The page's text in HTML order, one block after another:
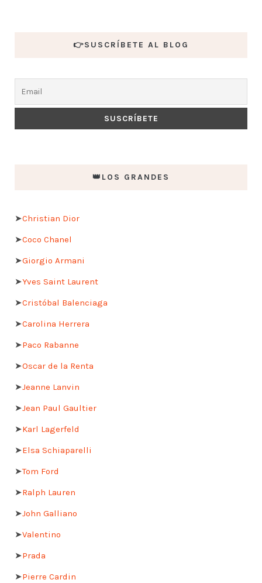
👉SUSCRÍBETE AL BLOG
👑LOS GRANDES
➤Christian Dior
➤Coco Chanel
➤Giorgio Armani
➤Yves Saint Laurent
➤Cristóbal Balenciaga
➤Carolina Herrera
➤Paco Rabanne
➤Oscar de la Renta
➤Jeanne Lanvin
➤Jean Paul Gaultier
➤Karl Lagerfeld
➤Elsa Schiaparelli
➤Tom Ford
➤Ralph Lauren
➤John Galliano
➤Valentino
➤Prada
➤Pierre Cardin